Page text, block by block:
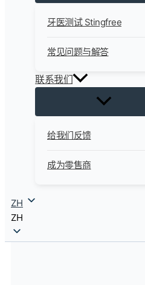
牙医测试 Stingfree
常见问题与解答
联系我们
给我们反馈
成为零售商
ZH
ZH